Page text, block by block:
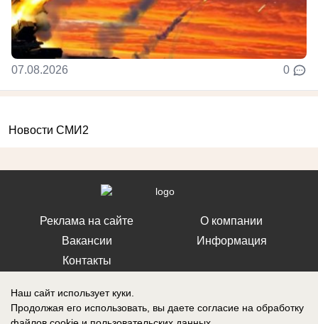
07.08.2026 0
Новости СМИ2
Реклама на сайте
Вакансии
Контакты
О компании
Информация
Наш сайт использует куки.
Продолжая его использовать, вы даете согласие на обработку